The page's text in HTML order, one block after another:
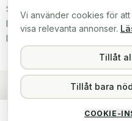
Sälj till oss
Köpvillkor
Integritetspolicy
Vi använder cookies för
visa relevanta annonser.
Tillåt
Tillåt bara
COOKIE-